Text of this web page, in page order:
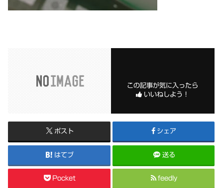
この記事が気に入ったら
いいねしよう！
ポスト シェア
はてブ 送る
Pocket feedly